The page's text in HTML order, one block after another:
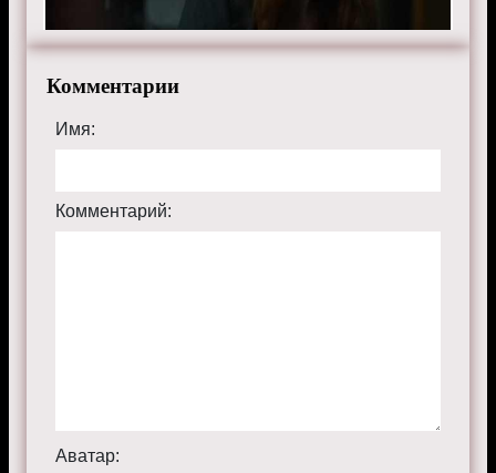
Комментарии
Имя:
Комментарий:
Аватар: